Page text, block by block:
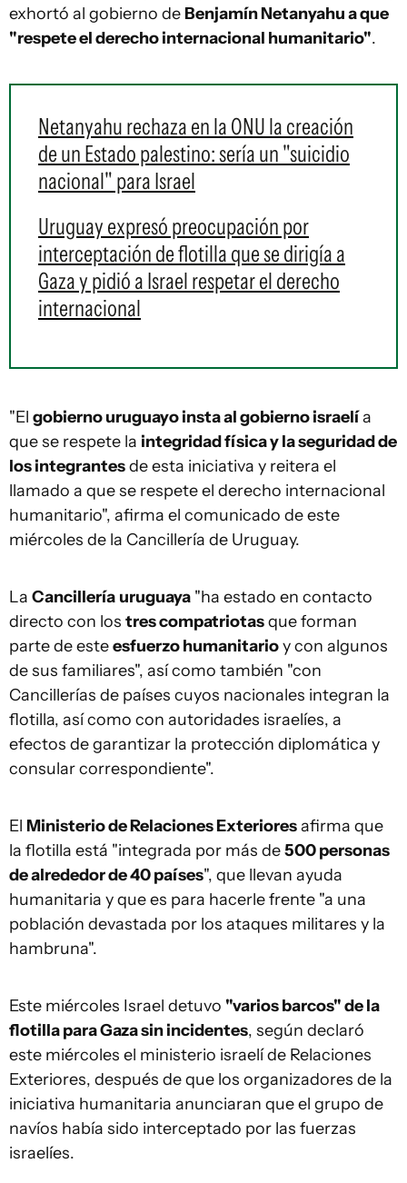
exhortó al gobierno de Benjamín Netanyahu a que
"respete el derecho internacional humanitario".
Netanyahu rechaza en la ONU la creación
de un Estado palestino: sería un "suicidio
nacional" para Israel
Uruguay expresó preocupación por
interceptación de flotilla que se dirigía a
Gaza y pidió a Israel respetar el derecho
internacional
"El gobierno uruguayo insta al gobierno israelía
que se respete la integridad física y la seguridad de
los integrantesde esta iniciativa y reitera el
llamado a que se respete el derecho internacional
humanitario", afirma el comunicado de este
miércoles de la Cancillería de Uruguay.
La Cancillería uruguaya "ha estado en contacto
directo con los tres compatriotasque forman
parte de esteesfuerzo humanitarioy con algunos
de sus familiares", así como también "con
Cancillerías de países cuyos nacionales integran la
flotilla, así como con autoridades israelíes, a
efectos de garantizar la protección diplomática y
consular correspondiente".
El Ministerio de Relaciones Exterioresafirma que
la flotilla está "integrada por más de500 personas
de alrededor de 40 países", que llevan ayuda
humanitaria y que es para hacerle frente "a una
población devastada por los ataques militares y la
hambruna".
Este miércoles Israel detuvo "varios barcos" de la
flotilla para Gaza sin incidentes, según declaró
este miércoles el ministerio israelí de Relaciones
Exteriores, después de que los organizadores de la
iniciativa humanitaria anunciaran que el grupo de
navíos había sido interceptado por las fuerzas
israelíes.